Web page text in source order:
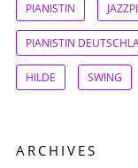
PIANISTIN
PIANISTIN
HILDE SWING
ARCHIVES